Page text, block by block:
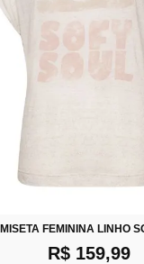
FEMININA LINHO
R$ 159,99
P M G